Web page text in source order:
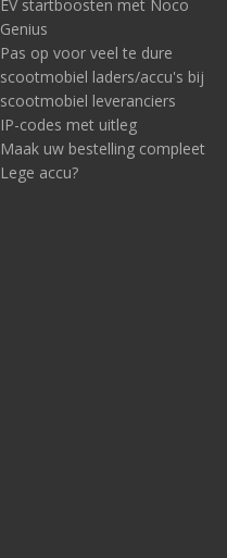
EV startboosten met Noco
Genius
Pas op voor veel te dure
scootmobiel laders/accu's bij
scootmobiel leveranciers
IP-codes met uitleg
Maak uw bestelling compleet
Lege accu?